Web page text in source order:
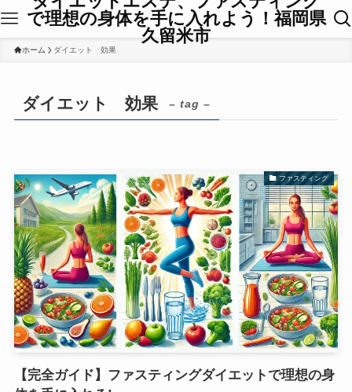
で理想の身体を手に入れよう！福岡県
久留米市
ホーム ダイエット 効果
ダイエット 効果 – tag –
ファスティング
【完全ガイド】ファスティングダイエットで理想の身